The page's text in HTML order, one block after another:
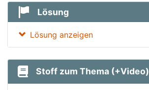
Lösung
Lösung anzeigen
Stoff zum Thema (+Video)